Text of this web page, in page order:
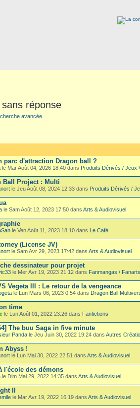
réponse
avancée
parc d'attraction Dragon ball ?
le Mar Août 04, 2026 18:40 dans Produits Dérivés / Jeux
Ball Project : Multi
le Jeu Août 08, 2024 12:33 dans Produits Dérivés /
le Sam Août 12, 2023 17:50 dans Arts & Audiovisuel
le Ven Août 11, 2023 18:10 dans Le Café
(License JV)
le Sam Avr 29, 2023 17:42 dans Arts & Audiovisuel
dessinateur pour projet
le Mer Avr 19, 2023 21:12 dans Fanmangas / Fanarts
Vegeta III : Le retour de la vengeance
le Lun Mars 06, 2023 0:54 dans Dragon Ball
time
le Lun Août 01, 2022 23:26 dans Fanfictions
The buu Saga in five minute
Panda le Jeu Juin 30, 2022 19:24 dans Autres
Abyss !
le Lun Mai 30, 2022 22:51 dans Arts & Audiovisuel
l'école des démons
le Dim Mai 29, 2022 14:35 dans Arts & Audiovisuel
II
le Mar Avr 19, 2022 16:19 dans Arts & Audiovisuel